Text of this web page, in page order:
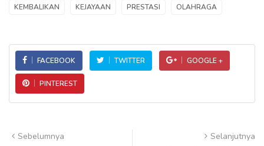
KEMBALIKAN
KEJAYAAN PRESTASI OLAHRAGA
FACEBOOK TWITTER GOOGLE +
PINTEREST
Sebelumnya Selanjutnya